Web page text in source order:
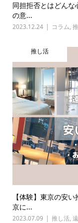
同担拒否とはどん
の意...
2023.12.24 コラム,
推し活
【体験】東京の安
京に...
2023.07.09 推し活,